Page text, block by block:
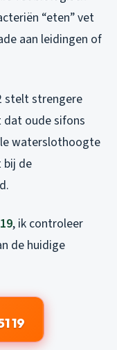
“eten” vet
aan leidingen of
stelt strengere
dat oude sifons
waterslothoogte
bij de
, ik controleer
de huidige
19